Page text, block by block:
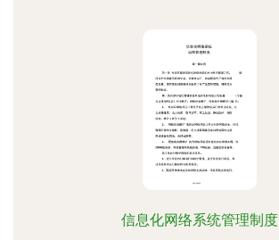
信息化网络系统管理制度